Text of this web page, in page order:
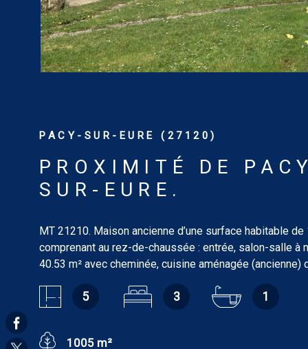
PACY-SUR-EURE (27120)
PROXIMITÉ DE
SUR-EURE.
MT 21210. Maison ancienne d’une surface habitable de
comprenant au rez-de-chaussée : entrée, salon-salle à
40.53 m² avec cheminée, cuisine aménagée (ancienne)
13.60 m² et 8.30 m²). À l’étage : pièce de jeux de 36.33
Dépendances : atelier et rangement. Terrain clos : 1 005
confort : chauffage central au fioul. DPE : G. GES : G.
consommation énergétique excessive. Estimation des
5 3 1
1005 m²